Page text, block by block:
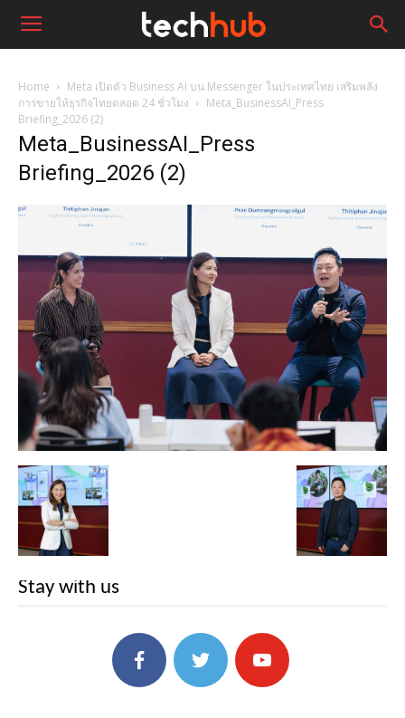
Home
Meta เปิดตัว Business AI บน Messenger ในประเทศไทย เสริมพลัง
การขายให้ธุรกิจไทยตลอด 24 ชั่วโมง
Meta_BusinessAI_Press
Briefing_2026 (2)
Meta_BusinessAI_Press
Briefing_2026 (2)
Stay with us